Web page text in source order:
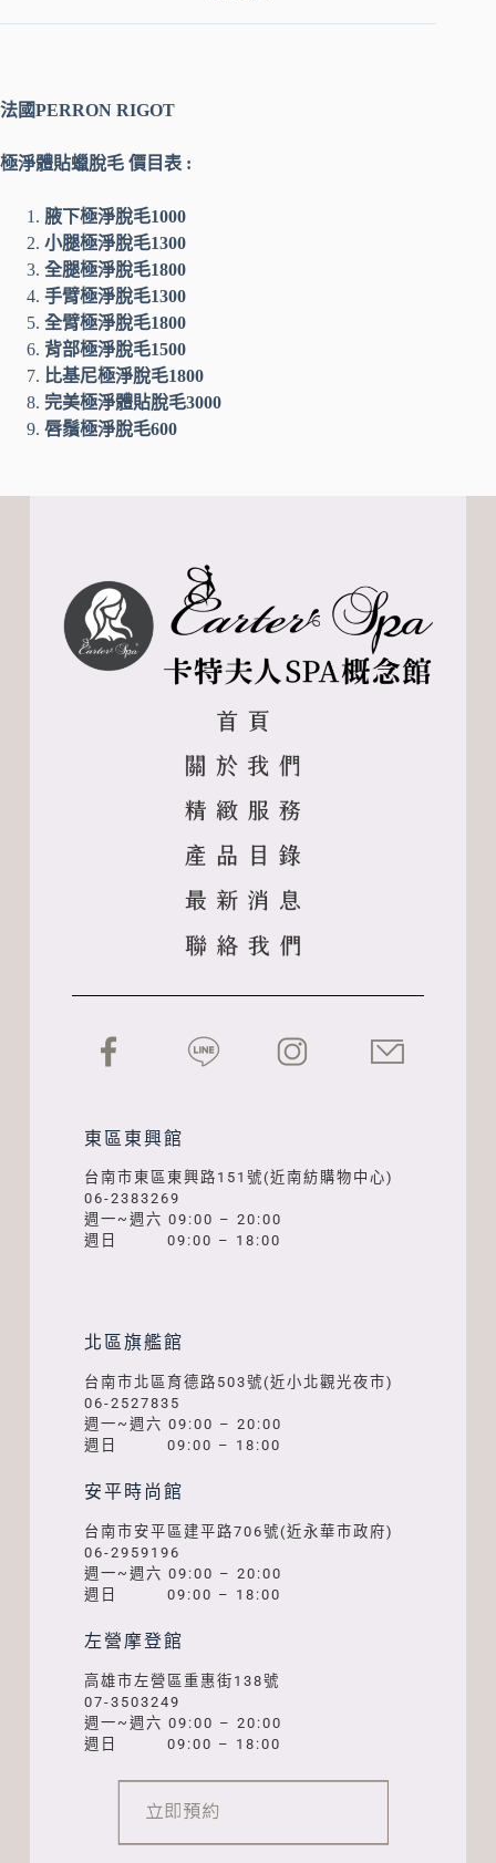
a
i
e
法國PERRON RIGOT
極淨體貼蠟脫毛 價目表 :
腋下極淨脫毛1000
小腿極淨脫毛1300
全腿極淨脫毛1800
手臂極淨脫毛1300
全臂極淨脫毛1800
背部極淨脫毛1500
比基尼極淨脫毛1800
完美極淨體貼脫毛3000
唇鬚極淨脫毛600
東區東興館
台南市東區東興路151號(近南紡購物中心)
06-2383269
週一~週六 09:00 – 20:00
週日 09:00 – 18:00
北區旗艦館
台南市北區育德路503號(近小北觀光夜市)
06-2527835
週一~週六 09:00 – 20:00
週日 09:00 – 18:00
安平時尚館
台南市安平區建平路706號(近永華市政府)
06-2959196
週一~週六 09:00 – 20:00
週日 09:00 – 18:00
左營摩登館
高雄市左營區重惠街138號
07-3503249
週一~週六 09:00 – 20:00
週日 09:00 – 18:00